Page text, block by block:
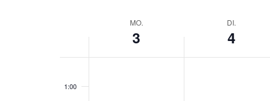
von
MO.
3
DI.
4
1:00